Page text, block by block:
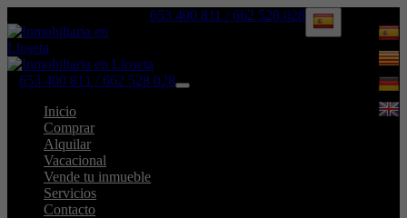
653 400 811 / 662 528 028
653 400 811 / 662 528 028
Toggle
Inicio
Comprar
Alquilar
Vacacional
Vende tu inmueble
Servicios
Contacto